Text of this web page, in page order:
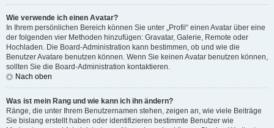
Wie verwende ich einen Avatar?
In Ihrem persönlichen Bereich können Sie unter „Profil“ einen Avatar über eine
der folgenden vier Methoden hinzufügen: Gravatar, Galerie, Remote oder
Hochladen. Die Board-Administration kann bestimmen, ob und wie die
Benutzer Avatare benutzen können. Wenn Sie keinen Avatar benutzen können,
sollten Sie die Board-Administration kontaktieren.
Nach oben
Was ist mein Rang und wie kann ich ihn ändern?
Ränge, die unter Ihrem Benutzernamen stehen, zeigen an, wie viele Beiträge
Sie bislang erstellt haben oder identifizieren bestimmte Benutzer wie